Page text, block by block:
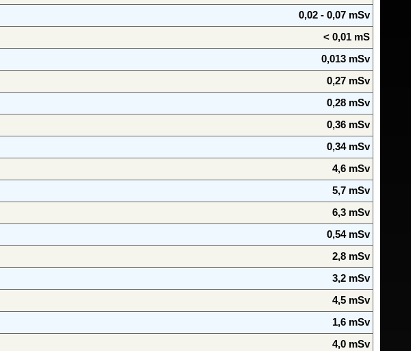
0,02 - 0,07 mSv
< 0,01 mS
0,013 mSv
0,27 mSv
0,28 mSv
0,36 mSv
0,34 mSv
4,6 mSv
5,7 mSv
6,3 mSv
0,54 mSv
2,8 mSv
3,2 mSv
4,5 mSv
1,6 mSv
4,0 mSv